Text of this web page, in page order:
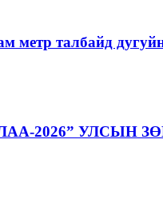
метр талбайд
2026” УЛСЫН